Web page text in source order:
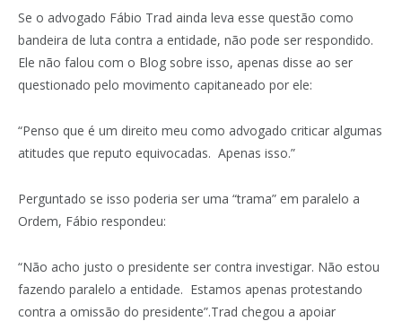
Se o advogado Fábio Trad ainda leva esse questão como
bandeira de luta contra a entidade, não pode ser respondido.
Ele não falou com o Blog sobre isso, apenas disse ao ser
questionado pelo movimento capitaneado por ele:
“Penso que é um direito meu como advogado criticar algumas
atitudes que reputo equivocadas. Apenas isso.”
Perguntado se isso poderia ser uma “trama” em paralelo a
Ordem, Fábio respondeu:
“Não acho justo o presidente ser contra investigar. Não estou
fazendo paralelo a entidade. Estamos apenas protestando
contra a omissão do presidente”.Trad chegou a apoiar